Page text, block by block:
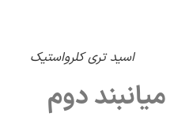
اسید تری‌ کلرواستیک
دوم